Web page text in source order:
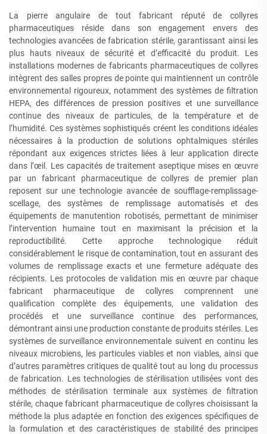
La pierre angulaire de tout fabricant réputé de collyres
pharmaceutiques réside dans son engagement envers des
technologies avancées de fabrication stérile, garantissant ainsi les
plus hauts niveaux de sécurité et d’efficacité du produit. Les
installations modernes de fabricants pharmaceutiques de collyres
intègrent des salles propres de pointe qui maintiennent un contrôle
environnemental rigoureux, notamment des systèmes de filtration
HEPA, des différences de pression positives et une surveillance
continue des niveaux de particules, de la température et de
l’humidité. Ces systèmes sophistiqués créent les conditions idéales
nécessaires à la production de solutions ophtalmiques stériles
répondant aux exigences strictes liées à leur application directe
dans l’œil. Les capacités de traitement aseptique mises en œuvre
par un fabricant pharmaceutique de collyres de premier plan
reposent sur une technologie avancée de soufflage-remplissage-
scellage, des systèmes de remplissage automatisés et des
équipements de manutention robotisés, permettant de minimiser
l’intervention humaine tout en maximisant la précision et la
reproductibilité. Cette approche technologique réduit
considérablement le risque de contamination, tout en assurant des
volumes de remplissage exacts et une fermeture adéquate des
récipients. Les protocoles de validation mis en œuvre par chaque
fabricant pharmaceutique de collyres comprennent une
qualification complète des équipements, une validation des
procédés et une surveillance continue des performances,
démontrant ainsi une production constante de produits stériles. Les
systèmes de surveillance environnementale suivent en continu les
niveaux microbiens, les particules viables et non viables, ainsi que
d’autres paramètres critiques de qualité tout au long du processus
de fabrication. Les technologies de stérilisation utilisées vont des
méthodes de stérilisation terminale aux systèmes de filtration
stérile, chaque fabricant pharmaceutique de collyres choisissant la
méthode la plus adaptée en fonction des exigences spécifiques de
la formulation et des caractéristiques de stabilité des principes